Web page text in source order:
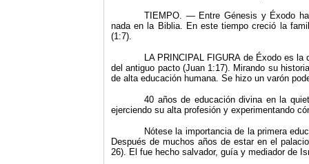
TIEMPO. — Entre Génesis y Éxodo
nada en la Biblia. En este tiempo creció la
(1:7).
LA PRINCIPAL FIGURA de Éxodo es
del antiguo pacto (Juan 1:17). Mirando su
de alta educación humana. Se hizo un varón
40 años de educación divina en la
ejerciendo su alta profesión y experimentando
Nótese la importancia de la primera
Después de muchos años de estar en el
26). El fue hecho salvador, guía y mediador de